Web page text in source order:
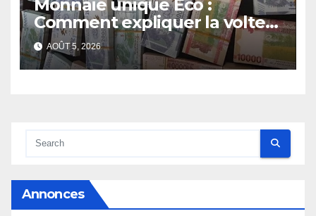
Monnaie unique Eco :
Comment expliquer la volte-
face de la Guinée
AOÛT 5, 2026
Annonces